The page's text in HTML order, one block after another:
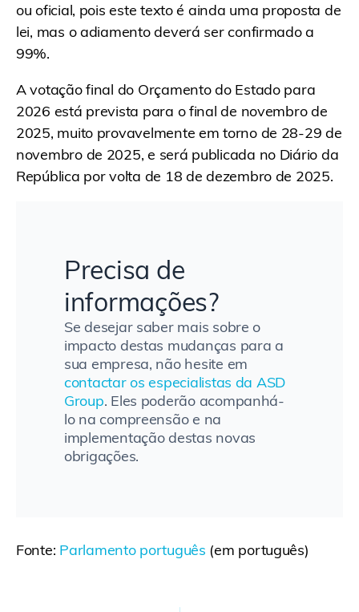
ou oficial, pois este texto é ainda uma proposta de
lei, mas o adiamento deverá ser confirmado a
99%.
A votação final do Orçamento do Estado para
2026 está prevista para o final de novembro de
2025, muito provavelmente em torno de 28-29 de
novembro de 2025, e será publicada no Diário da
República por volta de 18 de dezembro de 2025.
Precisa de
informações?
Se desejar saber mais sobre o
impacto destas mudanças para a
sua empresa, não hesite em
contactar os especialistas da ASD
Group. Eles poderão acompanhá-
lo na compreensão e na
implementação destas novas
obrigações.
Fonte: Parlamento português (em português)